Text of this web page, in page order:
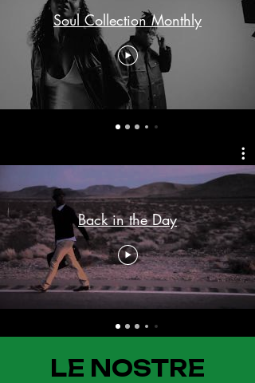
Soul Collection Monthly
Back in the Day
LE NOSTRE